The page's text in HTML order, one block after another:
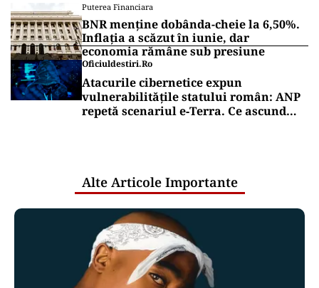
Puterea Financiara
BNR menține dobânda-cheie la 6,50%.
Inflația a scăzut în iunie, dar
economia rămâne sub presiune
Oficiuldestiri.ro
Atacurile cibernetice expun
vulnerabilitățile statului român: ANP
repetă scenariul e‑Terra. Ce ascund
Alte Articole Importante